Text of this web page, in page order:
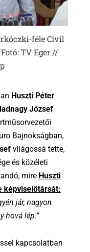
féle Civil
TV Eger //
Huszti Péter
József
Bajnokságban,
világossá tette,
és közéleti
mire Huszti
képviselőtársát:
jár, nagyon
hová lép.”
kapcsolatban